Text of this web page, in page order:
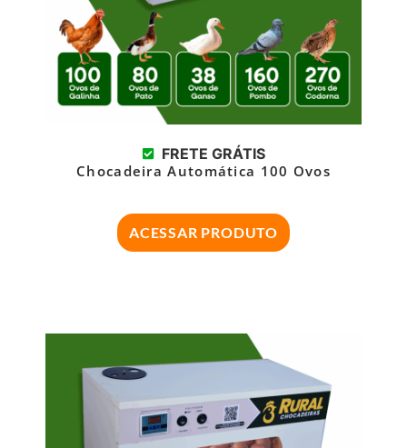
FRETE GRÁTIS
Chocadeira Automática 100 Ovos
ACESSAR PRODUTO